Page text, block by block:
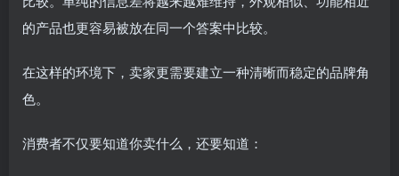
的产品也更容易被放在同一个答案中比较。
在这样的环境下，卖家更需要建立一种清晰而稳定的品牌角
色。
消费者不仅要知道你卖什么，还要知道：